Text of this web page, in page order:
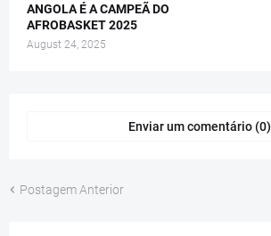
ANGOLA É A CAMPEÃ DO
AFROBASKET 2025
August 24, 2025
Enviar um comentário (0)
Postagem Anterior